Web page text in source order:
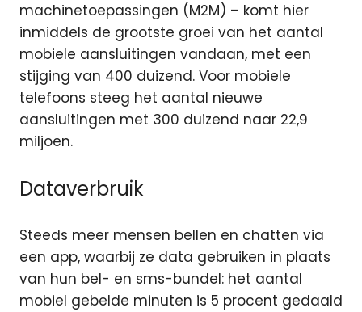
machinetoepassingen (M2M) – komt hier
inmiddels de grootste groei van het aantal
mobiele aansluitingen vandaan, met een
stijging van 400 duizend. Voor mobiele
telefoons steeg het aantal nieuwe
aansluitingen met 300 duizend naar 22,9
miljoen.
Dataverbruik
Steeds meer mensen bellen en chatten via
een app, waarbij ze data gebruiken in plaats
van hun bel- en sms-bundel: het aantal
mobiel gebelde minuten is 5 procent gedaald